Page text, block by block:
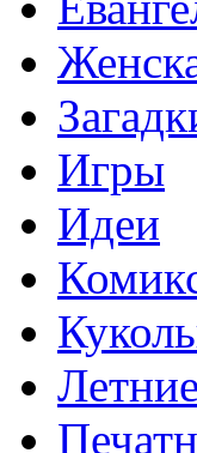
Игры
Идеи